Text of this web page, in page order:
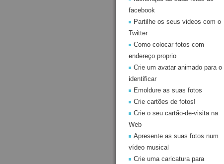
facebook
Partilhe os seus videos com o
Twitter
Como colocar fotos com
endereço proprio
Crie um avatar animado para o
identificar
Emoldure as suas fotos
Crie cartões de fotos!
Crie o seu cartão-de-visita na
Web
Apresente as suas fotos num
vídeo musical
Crie uma caricatura para